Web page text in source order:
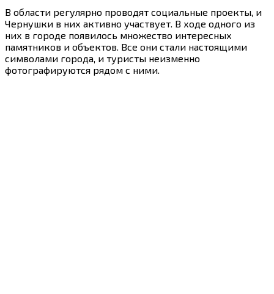
В области регулярно проводят социальные проекты, и
Чернушки в них активно участвует. В ходе одного из
них в городе появилось множество интересных
памятников и объектов. Все они стали настоящими
символами города, и туристы неизменно
фотографируются рядом с ними.